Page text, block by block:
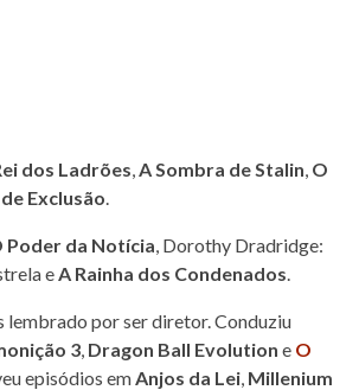
dos Ladrões,A Sombra de Stalin, O
Exclusão.
Poder da Notícia, Dorothy Dradridge:
eA Rainha dos Condenados.
lembrado por ser diretor. Conduziu
3, Dragon Ball Evolution e O
episódios emAnjos da Lei, Millenium